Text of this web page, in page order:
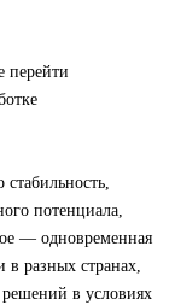
перейти
потенциала,
— одновременная
в разных странах,
в условиях